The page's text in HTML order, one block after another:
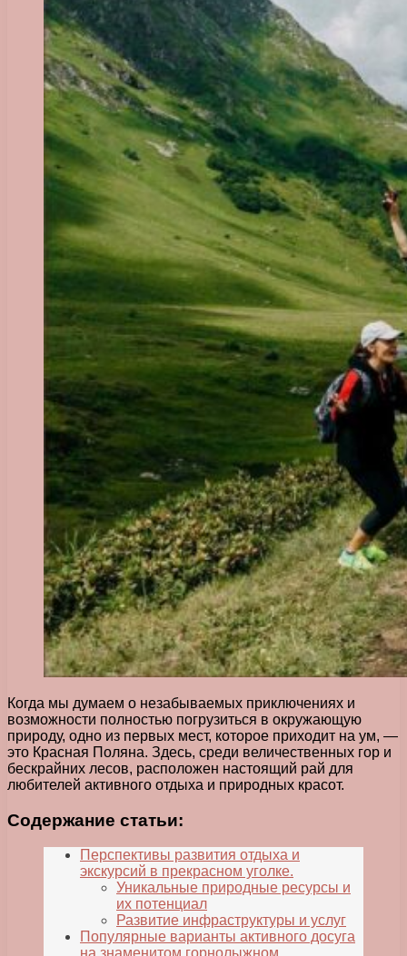
Когда мы думаем о незабываемых приключениях и
возможности полностью погрузиться в окружающую
природу, одно из первых мест, которое приходит на ум, —
это Красная Поляна. Здесь, среди величественных гор и
бескрайних лесов, расположен настоящий рай для
любителей активного отдыха и природных красот.
Содержание статьи:
Перспективы развития отдыха и
экскурсий в прекрасном уголке.
Уникальные природные ресурсы и
их потенциал
Развитие инфраструктуры и услуг
Популярные варианты активного досуга